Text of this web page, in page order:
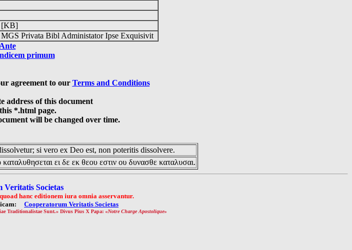
Privata Bibl Administator Ipse Exquisivit
Ante
primum
agreement to our Terms and Conditions
address of this document
*.html page.
will be changed over time.
si vero ex Deo est, non poteritis dissolvere.
ει δε εκ θεου εστιν ου δυνασθε καταλυσαι.
Veritatis Societas
hanc editionem iura omnia asservantur.
Cooperatorum Veritatis Societas
Traditionalistae Sunt.» Divus Pius X Papa: «Notre Charge Apostolique»